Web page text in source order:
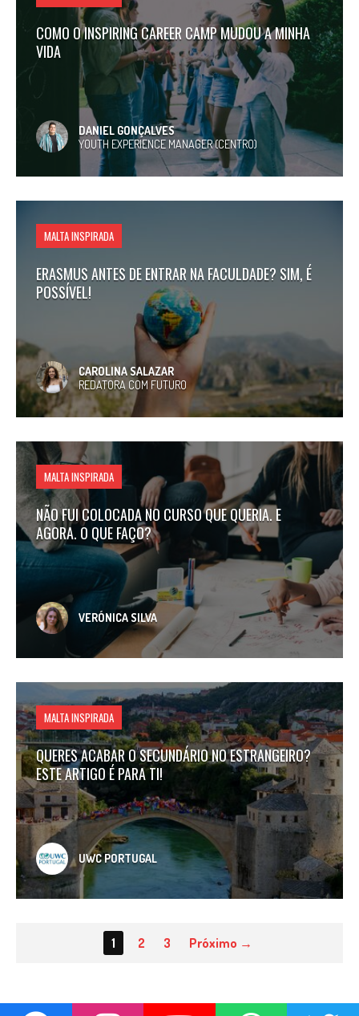
COMO O INSPIRING CAREER CAMP MUDOU A MINHA
VIDA
DANIEL GONÇALVES
YOUTH EXPERIENCE MANAGER (CENTRO)
MALTA INSPIRADA
ERASMUS ANTES DE ENTRAR NA FACULDADE? SIM, É
POSSÍVEL!
CAROLINA SALAZAR
REDATORA COM FUTURO
MALTA INSPIRADA
NÃO FUI COLOCADA NO CURSO QUE QUERIA. E
AGORA. O QUE FAÇO?
VERÓNICA SILVA
MALTA INSPIRADA
QUERES ACABAR O SECUNDÁRIO NO ESTRANGEIRO?
ESTE ARTIGO É PARA TI!
UWC PORTUGAL
1 2 3 Próximo →